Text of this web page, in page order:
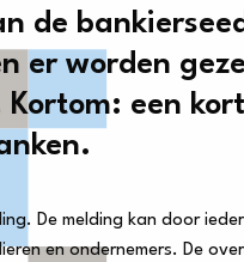
de
er worden
een
De melding kan door
en ondernemers. De